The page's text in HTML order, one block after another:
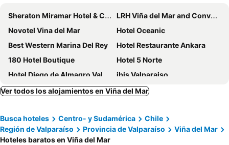
Sheraton Miramar Hotel & Convention Center
LRH Viña del Mar and Convention Center
Novotel Vina del Mar
Hotel Oceanic
Best Western Marina Del Rey
Hotel Restaurante Ankara
180 Hotel Boutique
Hotel 5 Norte
Hotel Diego de Almagro Valparaíso
ibis Valparaiso
Hotel Boutique 17
Radisson Blu Acqua Hotel & Spa Concon
Hotel Vista Hermosa 17
VOY Hostales - 4 Norte
Hotel Capric
Hostal Terraza Recreo
Ver todos los alojamientos en Viña del Mar
Busca hoteles Centro- y Sudamérica
Chile
Región de Valparaíso
Provincia de Valparaíso
Viña del Mar
Hoteles baratos en Viña del Mar